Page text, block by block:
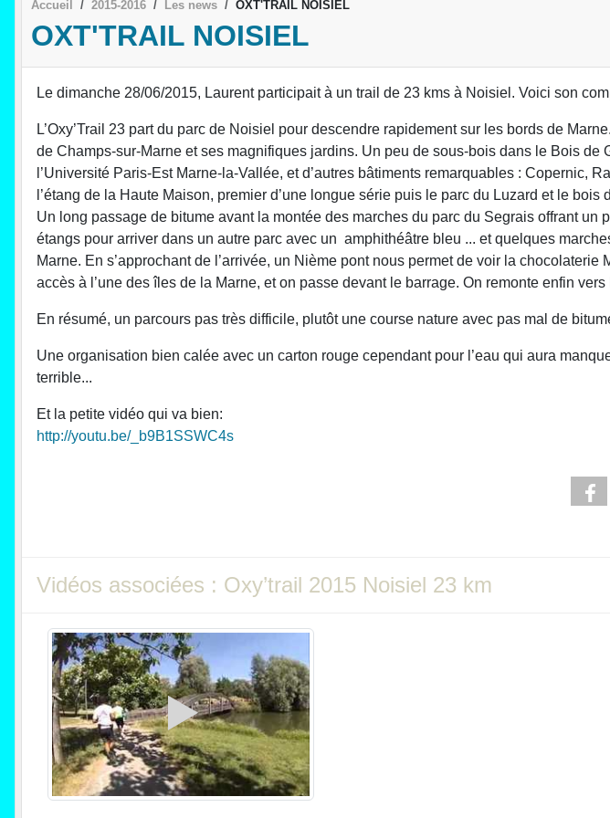
Accueil 2015-2016 Les news OXT'TRAIL NOISIEL
OXT'TRAIL NOISIEL
Le dimanche 28/06/2015, Laurent participait à un trail de 23 kms à Noisiel. Voici son
L’Oxy’Trail 23 part du parc de Noisiel pour descendre rapidement sur les bords de
de Champs-sur-Marne et ses magnifiques jardins. Un peu de sous-bois dans le Bois de
l’Université Paris-Est Marne-la-Vallée, et d’autres bâtiments remarquables : Copernic,
l’étang de la Haute Maison, premier d’une longue série puis le parc du Luzard et le bois
Un long passage de bitume avant la montée des marches du parc du Segrais offrant un
étangs pour arriver dans un autre parc avec un amphithéâtre bleu ... et quelques
Marne. En s’approchant de l’arrivée, un Nième pont nous permet de voir la
accès à l’une des îles de la Marne, et on passe devant le barrage. On remonte enfin
En résumé, un parcours pas très difficile, plutôt une course nature avec pas mal de
Une organisation bien calée avec un carton rouge cependant pour l’eau qui aura
terrible...
Et la petite vidéo qui va bien:
http://youtu.be/_b9B1SSWC4s
Vidéos associées : Oxy’trail 2015 Noisiel 23 km